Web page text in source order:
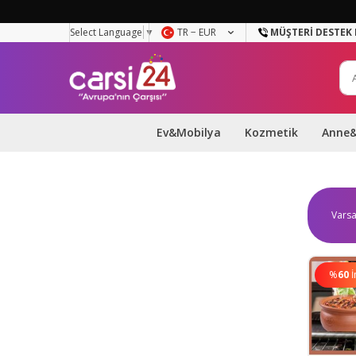
Select Language ▼ TR − EUR MÜŞTERI
Ev&Mobilya Kozmetik
%60